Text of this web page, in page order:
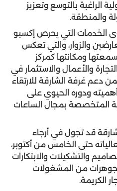
الراغبة بالتوسع وتعزيز
والمنطقة.
الخدمات التي يحرص إكسبو
والزوار، والتي تعكس
ومكانتها كمركز
والأعمال والاستثمار في
دعم غرفة الشارقة للارتقاء
ودوره الحيوي على
المتخصصة بمجال الساعات
قد تجول في أرجاء
حتى الخامس من أكتوبر،
والتشكيلات والابتكارات
من المشغولات
الكريمة.